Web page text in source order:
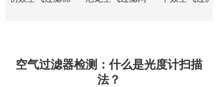
空气过滤器检测：什么是光度计扫描
法？